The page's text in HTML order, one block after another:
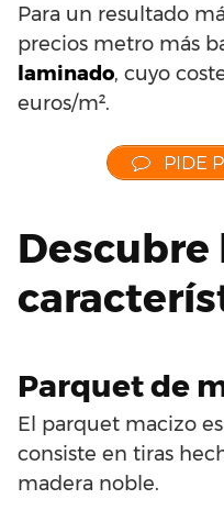
Para un resultado
precios metro más
laminado, cuyo
euros/m².
PIDE
Descubre
Parquet de
El parquet macizo
consiste en tiras
madera noble.